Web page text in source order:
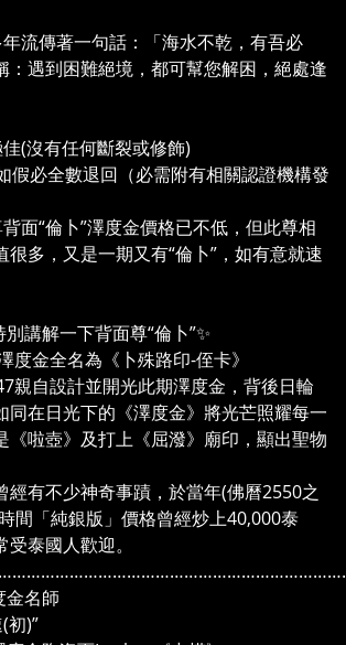
流傳著一句話：「海水不乾，有吾必
：遇到困難絕境，都可幫您解困，絕處逢
(沒有任何斷裂或修飾)
假必全數退回（必需附有相關認證機構發
面“倫卜”澤度金價格已不低，但此尊相
很多，又是一期又有“倫卜”，如有意就速
一下背面尊“倫卜”✨
全名為《卜殊路印-侄卡》
親自設計並開光此期澤度金，背後日輪
同在日光下的《澤度金》將光芒照耀每一
《啦壺》及打上《屈潑》廟印，顯出聖物
經有不少神奇事蹟，於當年(佛曆2550之
間「純銀版」價格曾經炒上40,000泰
泰國人歡迎。
金名師
)”